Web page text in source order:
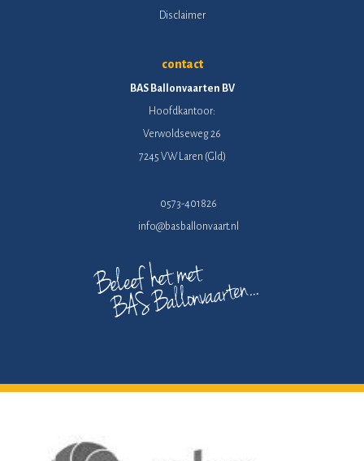
Disclaimer
contact
BAS Ballonvaarten BV
Hoofdkantoor:
Verwoldseweg 26
7245 VW Laren (Gld)
0573-401826
info@basballonvaart.nl